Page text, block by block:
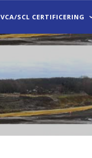
VCA/SCL CERTIFICERING